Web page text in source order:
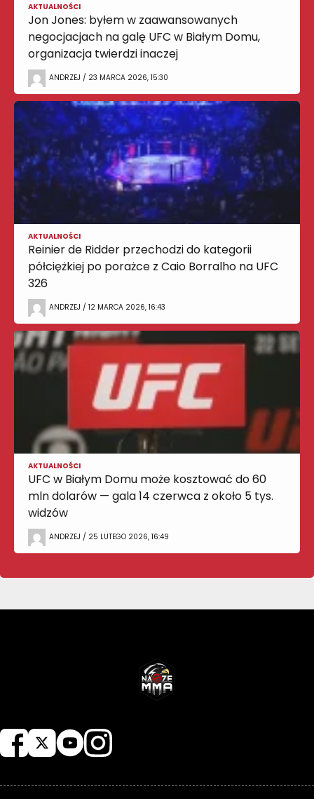
AKTUALNOŚCI
Jon Jones: byłem w zaawansowanych
negocjacjach na galę UFC w Białym Domu,
organizacja twierdzi inaczej
ANDRZEJ / 23 MARCA 2026, 15:30
AKTUALNOŚCI
Reinier de Ridder przechodzi do kategorii
półciężkiej po porażce z Caio Borralho na UFC
326
ANDRZEJ / 12 MARCA 2026, 16:43
AKTUALNOŚCI
UFC w Białym Domu może kosztować do 60
mln dolarów — gala 14 czerwca z około 5 tys.
widzów
ANDRZEJ / 25 LUTEGO 2026, 16:49